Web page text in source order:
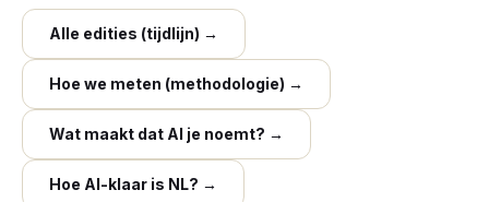
Alle edities (tijdlijn) →
Hoe we meten (methodologie) →
Wat maakt dat AI je noemt? →
Hoe AI-klaar is NL? →